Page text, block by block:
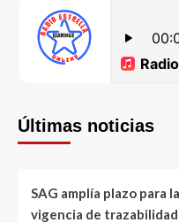
Últimas noticias
SAG amplía plazo para
vigencia de